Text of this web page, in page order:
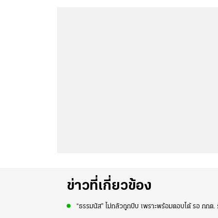
ข่าวที่เกี่ยวข้อง
“ธรรมนัส” ไม่กลัวถูกบีบ เพราะพร้อมตอบโต้ รอ กกต